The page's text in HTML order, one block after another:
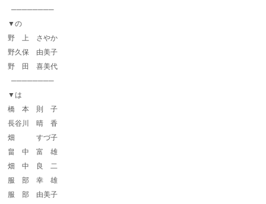
────────
▼の
野 上 さやか
野久保 由美子
野 田 喜美代
────────
▼は
橋 本 則 子
長谷川 晴 香
畑 すづ子
畠 中 富 雄
畑 中 良 二
服 部 幸 雄
服 部 由美子